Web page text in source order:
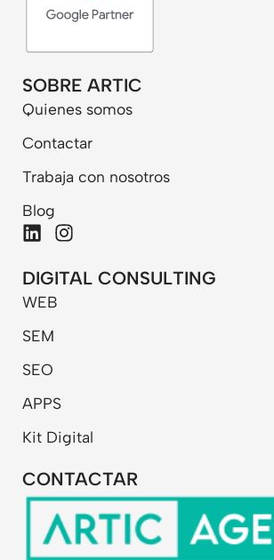
SOBRE ARTIC
Quienes somos
Contactar
Trabaja con nosotros
Blog
L
n
k
e
d
n
I
s
t
DIGITAL CONSULTING
WEB
SEM
SEO
APPS
Kit Digital
CONTACTAR